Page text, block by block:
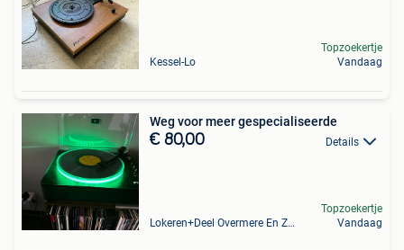
Kessel-Lo
Topzoekertje
Vandaag
Weg voor meer gespecialiseerde
€ 80,00 Details
Lokeren+Deel Overmere En Zele
Topzoekertje
Vandaag